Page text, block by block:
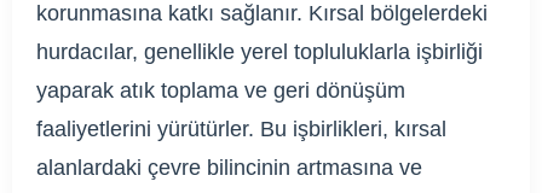
korunmasına katkı sağlanır. Kırsal bölgelerdeki
hurdacılar, genellikle yerel topluluklarla işbirliği
yaparak atık toplama ve geri dönüşüm
faaliyetlerini yürütürler. Bu işbirlikleri, kırsal
alanlardaki çevre bilincinin artmasına ve